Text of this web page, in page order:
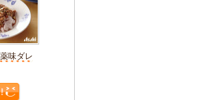
味ダレ